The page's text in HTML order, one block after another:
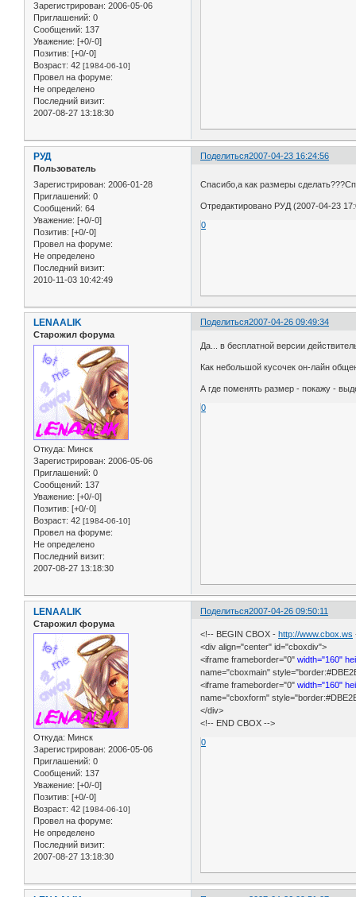
Зарегистрирован: 2006-05-06
Приглашений: 0
Сообщений: 137
Уважение: [+0/-0]
Позитив: [+0/-0]
Возраст: 42 [1984-06-10]
Провел на форуме:
Не определено
Последний визит:
2007-08-27 13:18:30
Поделиться2007-04-23 16:24:56
РУД
Пользователь
Зарегистрирован: 2006-01-28
Приглашений: 0
Сообщений: 64
Уважение: [+0/-0]
Позитив: [+0/-0]
Провел на форуме:
Не определено
Последний визит:
2010-11-03 10:42:49
Спасибо,а как размеры
Отредактировано РУД (2007-04-23
0
Поделиться2007-04-26 09:49:34
LENAALIK
Старожил форума
Откуда: Минск
Зарегистрирован: 2006-05-06
Приглашений: 0
Сообщений: 137
Уважение: [+0/-0]
Позитив: [+0/-0]
Возраст: 42 [1984-06-10]
Провел на форуме:
Не определено
Последний визит:
2007-08-27 13:18:30
Да... в бесплатной версии
Как небольшой кусочек он-лайн
А где поменять размер - покажу -
0
Поделиться2007-04-26 09:50:11
LENAALIK
Старожил форума
Откуда: Минск
Зарегистрирован: 2006-05-06
Приглашений: 0
Сообщений: 137
Уважение: [+0/-0]
Позитив: [+0/-0]
Возраст: 42 [1984-06-10]
Провел на форуме:
Не определено
Последний визит:
2007-08-27 13:18:30
<!-- BEGIN CBOX - http://www.cbox.ws
<div align="center" id="cboxdiv">
<iframe frameborder="0"width="160"
name="cboxmain"
<iframe frameborder="0"width="160"
name="cboxform"
</div>
<!-- END CBOX -->
0